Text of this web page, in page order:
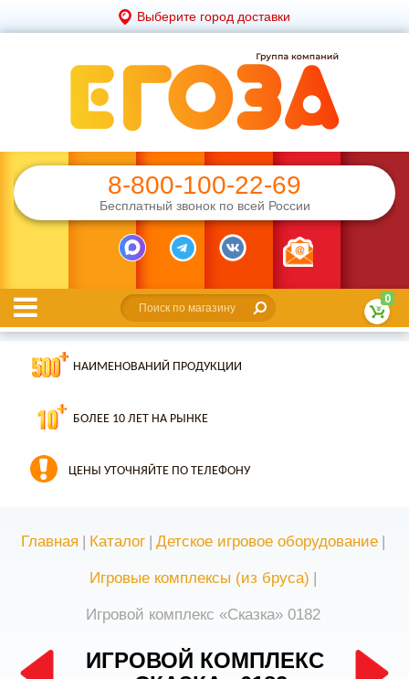
Выберите город доставки
8-800-100-22-69
Бесплатный звонок по всей России
0
НАИМЕНОВАНИЙ ПРОДУКЦИИ
БОЛЕЕ 10 ЛЕТ НА РЫНКЕ
ЦЕНЫ УТОЧНЯЙТЕ ПО ТЕЛЕФОНУ
Главная | Каталог | Детское игровое оборудование |
Игровые комплексы (из бруса) |
Игровой комплекс «Сказка» 0182
ИГРОВОЙ КОМПЛЕКС